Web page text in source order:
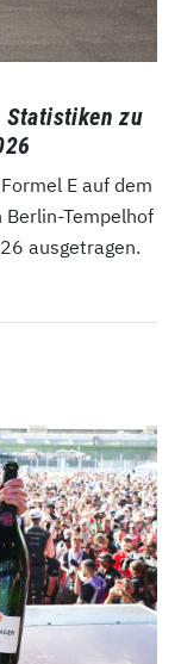
Statistiken zu
E auf dem
Berlin-Tempelhof
ausgetragen.